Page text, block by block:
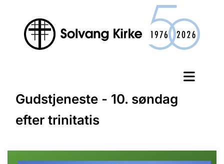
Gudstjeneste - 10. søndag
efter trinitatis